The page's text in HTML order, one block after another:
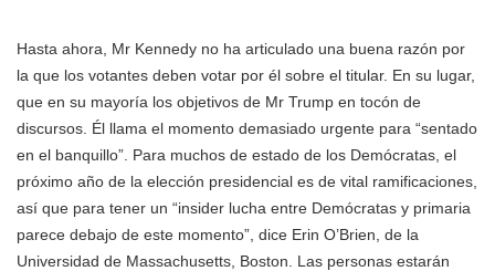
Hasta ahora, Mr Kennedy no ha articulado una buena razón por
la que los votantes deben votar por él sobre el titular. En su lugar,
que en su mayoría los objetivos de Mr Trump en tocón de
discursos. Él llama el momento demasiado urgente para “sentado
en el banquillo”. Para muchos de estado de los Demócratas, el
próximo año de la elección presidencial es de vital ramificaciones,
así que para tener un “insider lucha entre Demócratas y primaria
parece debajo de este momento”, dice Erin O’Brien, de la
Universidad de Massachusetts, Boston. Las personas estarán